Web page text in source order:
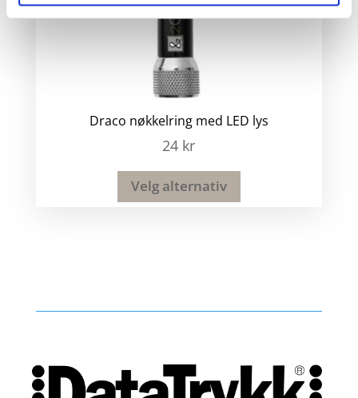
Draco nøkkelring med LED lys
24 kr
Velg alternativ